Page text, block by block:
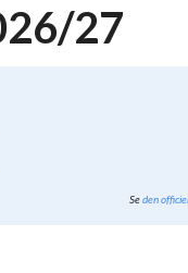
27
Seden